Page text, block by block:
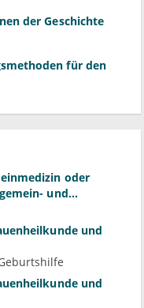
der Geschichte
für den
oder
und
und
Medizin
und
und